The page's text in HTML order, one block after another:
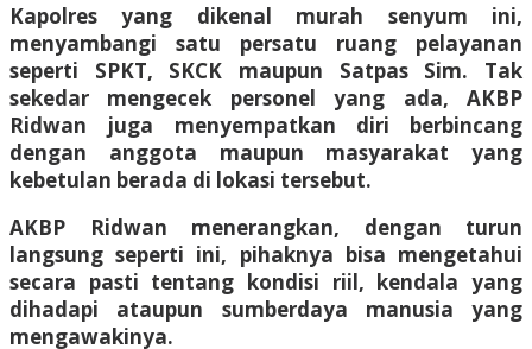
Kapolres yang dikenal murah senyum ini,
menyambangi satu persatu ruang pelayanan
seperti SPKT, SKCK maupun Satpas Sim. Tak
sekedar mengecek personel yang ada, AKBP
Ridwan juga menyempatkan diri berbincang
dengan anggota maupun masyarakat yang
kebetulan berada di lokasi tersebut.
AKBP Ridwan menerangkan, dengan turun
langsung seperti ini, pihaknya bisa mengetahui
secara pasti tentang kondisi riil, kendala yang
dihadapi ataupun sumberdaya manusia yang
mengawakinya.